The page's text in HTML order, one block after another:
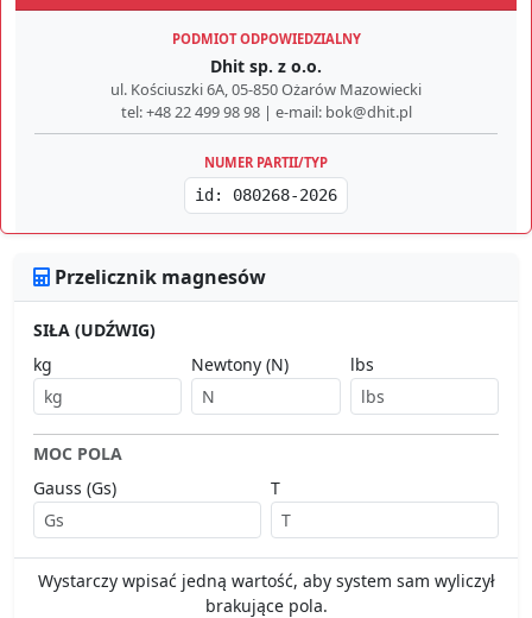
PODMIOT ODPOWIEDZIALNY
Dhit sp. z o.o.
ul. Kościuszki 6A, 05-850 Ożarów Mazowiecki
tel: +48 22 499 98 98 | e-mail: bok@dhit.pl
NUMER PARTII/TYP
id: 080268-2026
Przelicznik magnesów
SIŁA (UDŹWIG)
kg
Newtony (N) lbs
MOC POLA
Gauss (Gs)
T
Wystarczy wpisać jedną wartość, aby system sam wyliczył
brakujące pola.